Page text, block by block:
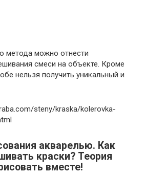
метода можно отнести
смеси на объекте. Кроме
нельзя получить уникальный и
steny/kraska/kolerovka-
акварелью. Как
краски? Теория
вместе!